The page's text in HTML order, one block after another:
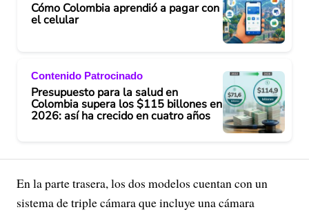
Cómo Colombia aprendió a pagar con
el celular
Contenido Patrocinado
Presupuesto para la salud en
Colombia supera los $115 billones en
2026: así ha crecido en cuatro años
En la parte trasera, los dos modelos cuentan con un
sistema de triple cámara que incluye una cámara